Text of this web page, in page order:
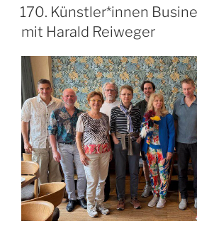
AM
170. Künstler*innen
mit Harald Reiweger